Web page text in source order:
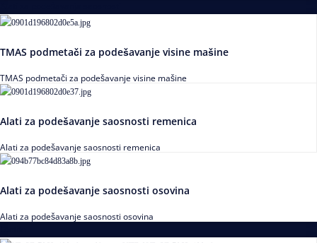
TMAS podmetači za podešavanje visine mašine
TMAS podmetači za podešavanje visine mašine
Alati za podešavanje saosnosti remenica
Alati za podešavanje saosnosti remenica
Alati za podešavanje saosnosti osovina
Alati za podešavanje saosnosti osovina